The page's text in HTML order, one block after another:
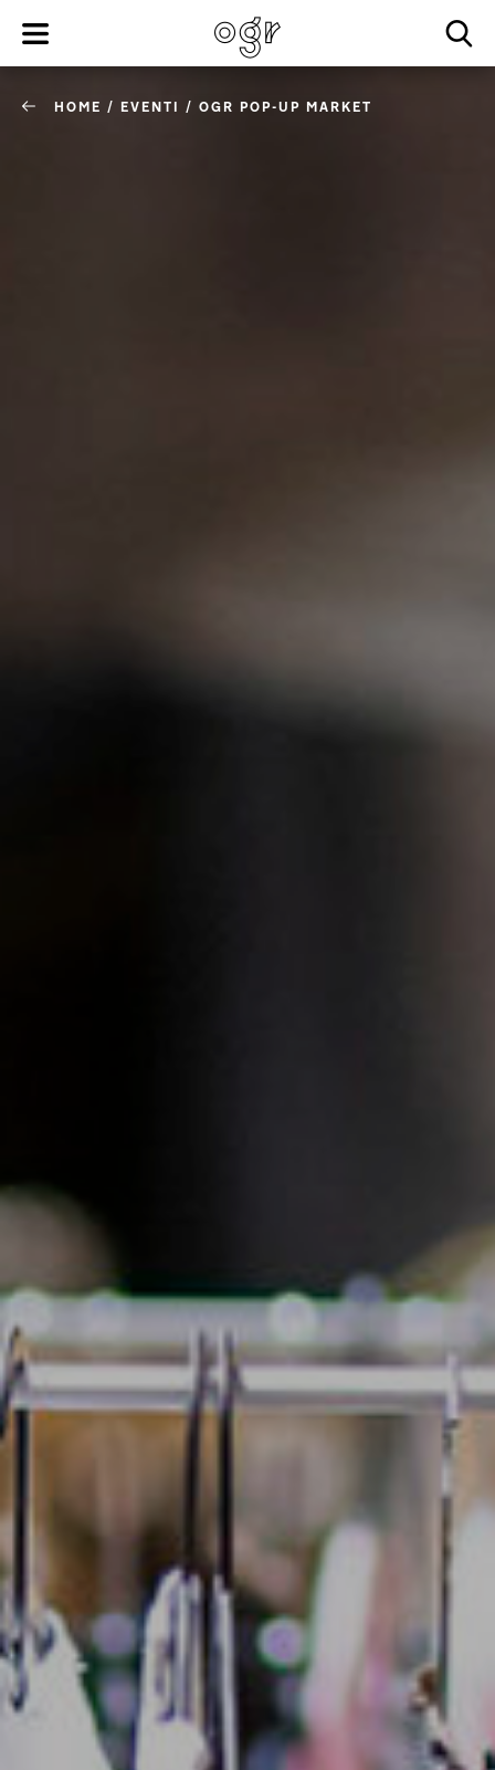
HOME / EVENTI / OGR POP-UP MARKET